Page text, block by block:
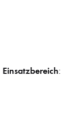
Einsatzbereich: